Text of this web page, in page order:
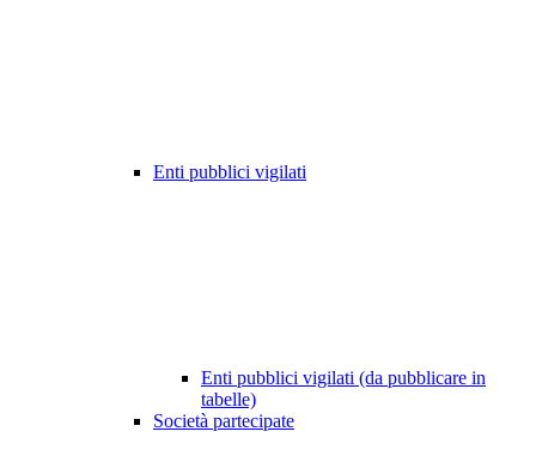
Enti pubblici vigilati
Enti pubblici vigilati (da pubblicare in
tabelle)
Società partecipate